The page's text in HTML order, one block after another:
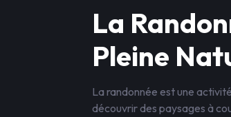
La
Pleine
La randonnée est une
découvrir des paysages à